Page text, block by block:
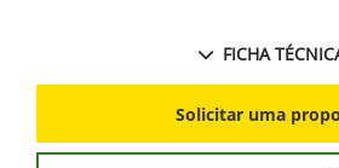
FICHA
Solicitar uma